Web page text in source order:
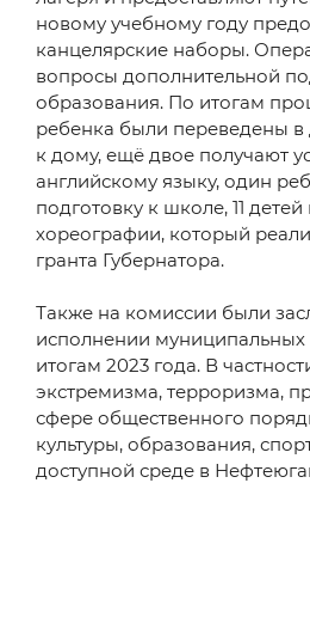
новому учебному году
канцелярские наборы.
вопросы дополнительной
образования. По итогам
ребенка были переведены в
к дому, ещё двое получают
английскому языку, один
подготовку к школе, 11
хореографии, который
гранта Губернатора.
Также на комиссии были
исполнении
итогам 2023 года. В
экстремизма, терроризма,
сфере общественного
культуры, образования,
доступной среде в